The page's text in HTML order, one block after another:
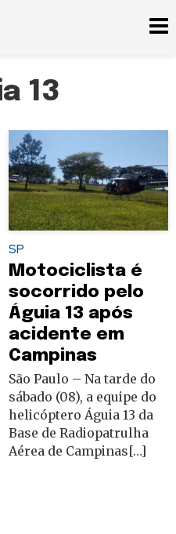
13
SP
Motociclista é
socorrido pelo
Águia 13 após
acidente em
Campinas
São Paulo – Na tarde do
sábado (08), a equipe do
helicóptero Águia 13 da
Base de Radiopatrulha
Aérea de Campinas[…]